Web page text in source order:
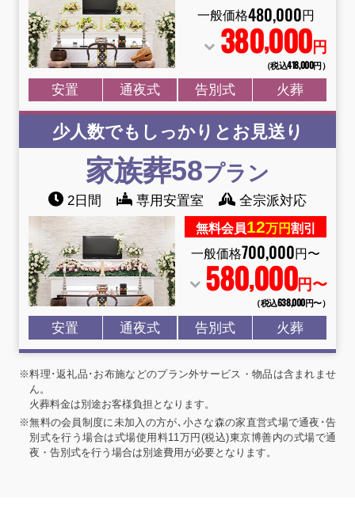
一般価格480,000円
380,000円
（税込418,000円）
安置 通夜式 告別式 火葬
少人数でもしっかりとお見送り
家族葬58プラン
2日間 専用安置室 全宗派対応
無料会員12万円割引
一般価格700,000円〜
580,000円〜
（税込638,000円〜）
安置 通夜式 告別式 火葬
※料理･返礼品･お布施などのプラン外サービス・物品は含まれませ
ん。
火葬料金は別途お客様負担となります。
※無料の会員制度に未加入の方が､小さな森の家直営式場で通夜･告
別式を行う場合は式場使用料11万円(税込)東京博善内の式場で通
夜・告別式を行う場合は別途費用が必要となります。